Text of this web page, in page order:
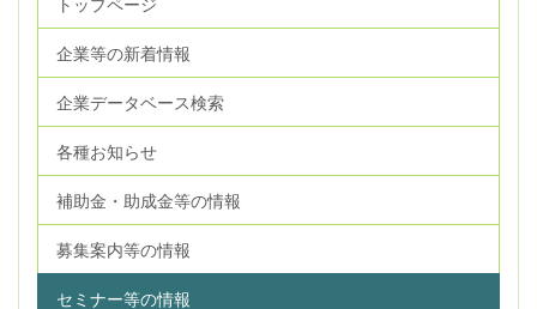
企業等の新着情報
企業データベース検索
各種お知らせ
補助金・助成金等の情報
募集案内等の情報
セミナー等の情報